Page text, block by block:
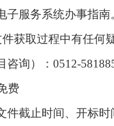
子服务系统办事指南
获取过程中有任何
咨询）：0512-
费
件截止时间、开标时